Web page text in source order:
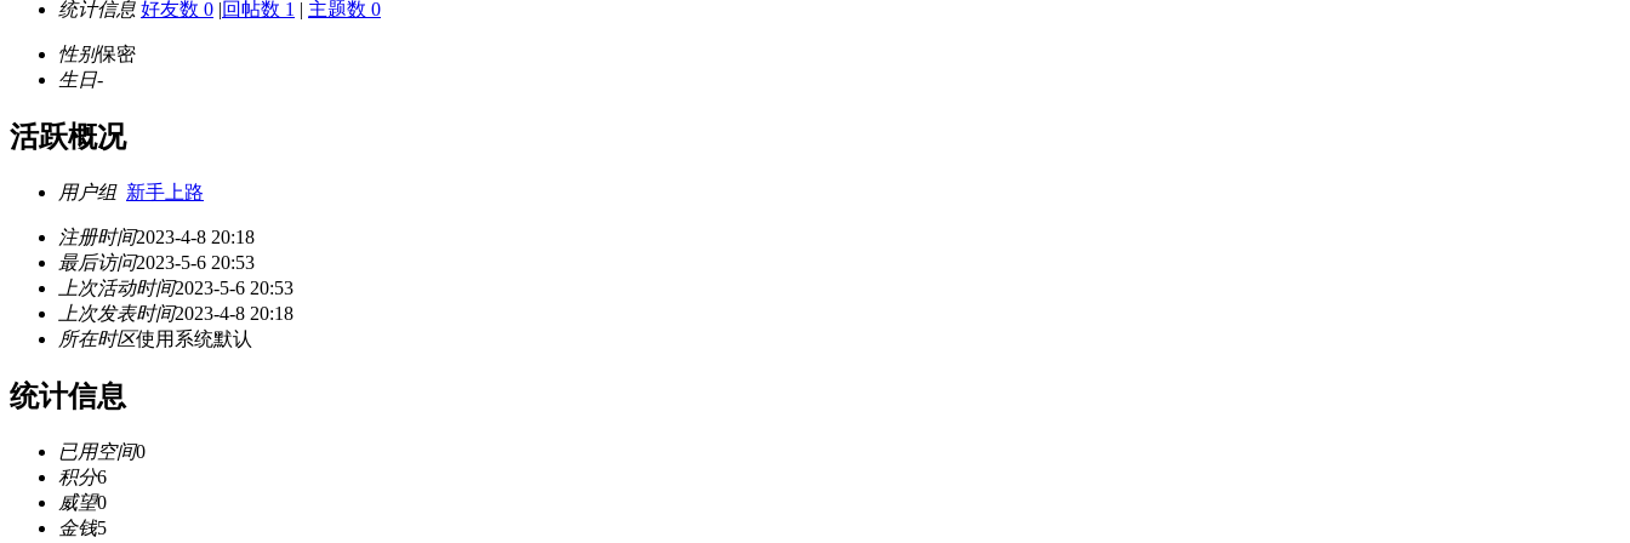
统计信息 好友数 0 |回帖数 1 | 主题数 0
性别保密
生日-
活跃概况
用户组 新手上路
注册时间2023-4-8 20:18
最后访问2023-5-6 20:53
上次活动时间2023-5-6 20:53
上次发表时间2023-4-8 20:18
所在时区使用系统默认
统计信息
已用空间0
积分6
威望0
金钱5